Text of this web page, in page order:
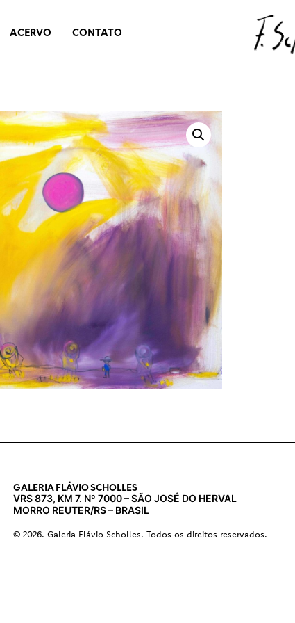
ACERVO CONTATO
GALERIA FLÁVIO SCHOLLES
VRS 873, KM 7. Nº 7000 – SÃO JOSÉ DO HERVAL
MORRO REUTER/RS – BRASIL
© 2026. Galeria Flávio Scholles. Todos os direitos reservados.